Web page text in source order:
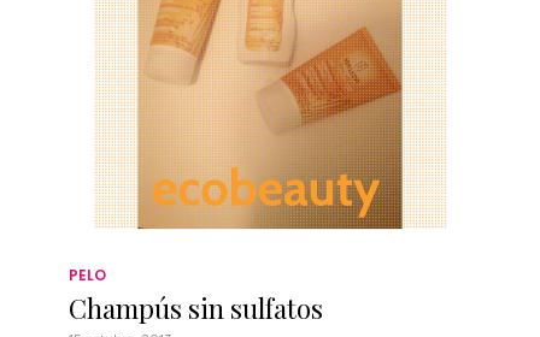
PELO
Champús sin sulfatos